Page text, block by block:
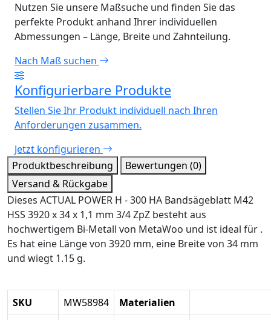
Nutzen Sie unsere Maßsuche und finden Sie das
perfekte Produkt anhand Ihrer individuellen
Abmessungen – Länge, Breite und Zahnteilung.
Nach Maß suchen
Konfigurierbare Produkte
Stellen Sie Ihr Produkt individuell nach Ihren
Anforderungen zusammen.
Jetzt konfigurieren
Produktbeschreibung
Bewertungen (0)
Versand & Rückgabe
Dieses ACTUAL POWER H - 300 HA Bandsägeblatt M42
HSS 3920 x 34 x 1,1 mm 3/4 ZpZ besteht aus
hochwertigem Bi-Metall von MetaWoo und ist ideal für .
Es hat eine Länge von 3920 mm, eine Breite von 34 mm
und wiegt 1.15 g.
SKU MW58984
Materialien